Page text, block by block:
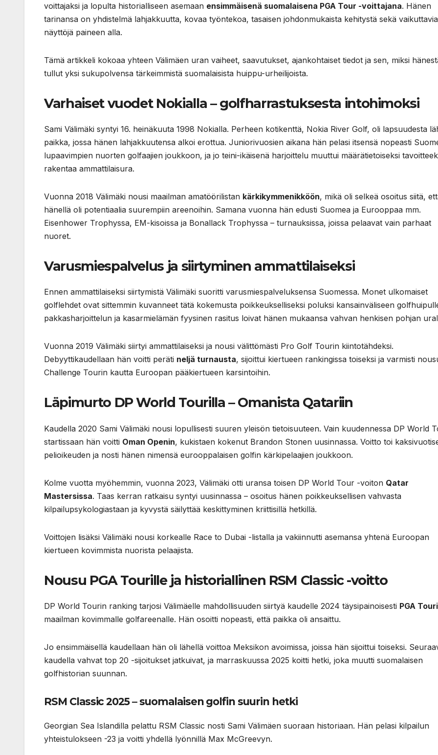
voittajaksi ja lopulta historialliseen asemaan ensimmäisenä suomalaisena PGA Tour -voittajana. Hänen
tarinansa on yhdistelmä lahjakkuutta, kovaa työntekoa, tasaisen johdonmukaista kehitystä sekä vaikuttavia
näyttöjä paineen alla.
Tämä artikkeli kokoaa yhteen Välimäen uran vaiheet, saavutukset, ajankohtaiset tiedot ja sen, miksi
tullut yksi sukupolvensa tärkeimmistä suomalaisista huippu-urheilijoista.
Varhaiset vuodet Nokialla – golfharrastuksesta intohimoksi
Sami Välimäki syntyi 16. heinäkuuta 1998 Nokialla. Perheen kotikenttä, Nokia River Golf, oli lapsuudesta
paikka, jossa hänen lahjakkuutensa alkoi erottua. Juniorivuosien aikana hän pelasi itsensä nopeasti
lupaavimpien nuorten golfaajien joukkoon, ja jo teini-ikäisenä harjoittelu muuttui määrätietoiseksi
rakentaa ammattilaisura.
Vuonna 2018 Välimäki nousi maailman amatöörilistan kärkikymmenikköön, mikä oli selkeä osoitus siitä,
hänellä oli potentiaalia suurempiin areenoihin. Samana vuonna hän edusti Suomea ja Eurooppaa mm.
Eisenhower Trophyssa, EM-kisoissa ja Bonallack Trophyssa – turnauksissa, joissa pelaavat vain parhaat
nuoret.
Varusmiespalvelus ja siirtyminen ammattilaiseksi
Ennen ammattilaiseksi siirtymistä Välimäki suoritti varusmiespalveluksensa Suomessa. Monet ulkomaiset
golflehdet ovat sittemmin kuvanneet tätä kokemusta poikkeukselliseksi poluksi kansainväliseen
pakkasharjoittelun ja kasarmielämän fyysinen rasitus loivat hänen mukaansa vahvan henkisen pohjan
Vuonna 2019 Välimäki siirtyi ammattilaiseksi ja nousi välittömästi Pro Golf Tourin kiintotähdeksi.
Debyyttikaudellaan hän voitti peräti neljä turnausta, sijoittui kiertueen rankingissa toiseksi ja varmisti
Challenge Tourin kautta Euroopan pääkiertueen karsintoihin.
Läpimurto DP World Tourilla – Omanista Qatariin
Kaudella 2020 Sami Välimäki nousi lopullisesti suuren yleisön tietoisuuteen. Vain kuudennessa DP World
startissaan hän voitti Oman Openin, kukistaen kokenut Brandon Stonen uusinnassa. Voitto toi
pelioikeuden ja nosti hänen nimensä eurooppalaisen golfin kärkipelaajien joukkoon.
Kolme vuotta myöhemmin, vuonna 2023, Välimäki otti uransa toisen DP World Tour -voiton Qatar
Mastersissa. Taas kerran ratkaisu syntyi uusinnassa – osoitus hänen poikkeuksellisen vahvasta
kilpailupsykologiastaan ja kyvystä säilyttää keskittyminen kriittisillä hetkillä.
Voittojen lisäksi Välimäki nousi korkealle Race to Dubai -listalla ja vakiinnutti asemansa yhtenä Euroopan
kiertueen kovimmista nuorista pelaajista.
Nousu PGA Tourille ja historiallinen RSM Classic -voitto
DP World Tourin ranking tarjosi Välimäelle mahdollisuuden siirtyä kaudelle 2024 täysipainoisesti PGA
maailman kovimmalle golfareenalle. Hän osoitti nopeasti, että paikka oli ansaittu.
Jo ensimmäisellä kaudellaan hän oli lähellä voittoa Meksikon avoimissa, joissa hän sijoittui toiseksi.
kaudella vahvat top 20 -sijoitukset jatkuivat, ja marraskuussa 2025 koitti hetki, joka muutti suomalaisen
golfhistorian suunnan.
RSM Classic 2025 – suomalaisen golfin suurin hetki
Georgian Sea Islandilla pelattu RSM Classic nosti Sami Välimäen suoraan historiaan. Hän pelasi kilpailun
yhteistulokseen -23 ja voitti yhdellä lyönnillä Max McGreevyn.